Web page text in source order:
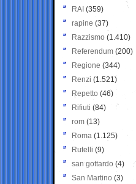
RAI (359)
rapine (37)
Razzismo (1.410)
Referendum (200)
Regione (344)
Renzi (1.521)
Repetto (46)
Rifiuti (84)
rom (13)
Roma (1.125)
Rutelli (9)
san gottardo (4)
San Martino (3)